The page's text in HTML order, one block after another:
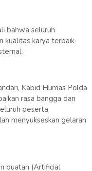
bahwa seluruh
kualitas karya terbaik
Kabid Humas Polda
rasa bangga dan
peserta,
menyukseskan gelaran
buatan (Artificial